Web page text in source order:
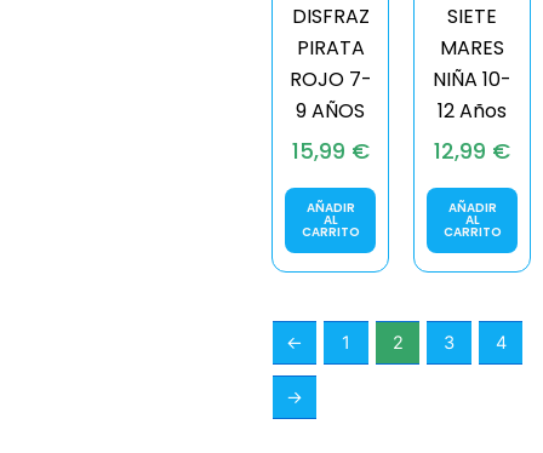
DISFRAZ
PIRATA
ROJO 7-
9 AÑOS
15,99 €
AÑADIR
AL
CARRITO
SIETE
MARES
NIÑA 10-
12 Años
12,99 €
AÑADIR
AL
CARRITO
← 1 2 3 4
→